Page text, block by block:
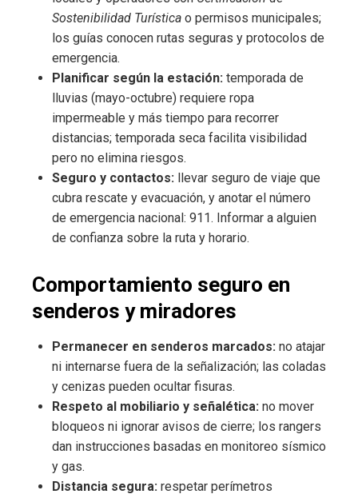
Sostenibilidad Turística o permisos municipales;
los guías conocen rutas seguras y protocolos de
emergencia.
Planificar según la estación: temporada de
lluvias (mayo-octubre) requiere ropa
impermeable y más tiempo para recorrer
distancias; temporada seca facilita visibilidad
pero no elimina riesgos.
Seguro y contactos: llevar seguro de viaje que
cubra rescate y evacuación, y anotar el número
de emergencia nacional: 911. Informar a alguien
de confianza sobre la ruta y horario.
Comportamiento seguro en
senderos y miradores
Permanecer en senderos marcados: no atajar
ni internarse fuera de la señalización; las coladas
y cenizas pueden ocultar fisuras.
Respeto al mobiliario y señalética: no mover
bloqueos ni ignorar avisos de cierre; los rangers
dan instrucciones basadas en monitoreo sísmico
y gas.
Distancia segura: respetar perímetros